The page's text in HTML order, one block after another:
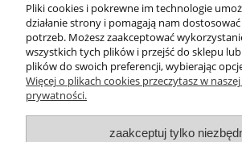
O FIRMIE
| Platforma zakupowa środków
Pliki cookies i pokrewne im technologie
działanie strony i pomagają nam
potrzeb. Możesz zaakceptować
wszystkich tych plików i przejść do sklepu
plików do swoich preferencji, wybierając
Więcej o plikach cookies przeczytasz w
prywatności.
zaakceptuj tylko